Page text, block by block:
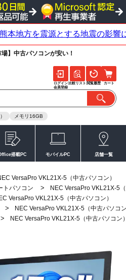
】中古パソコンが安い！
メモリ16GB
ログイン
会員登録
比較リスト 閲覧履歴 カート
搭載PC モバイルPC 店舗一覧
VersaPro VKL21X-5（中古パソコン）
トパソコン >
NEC VersaPro VKL21X-5
VersaPro VKL21X-5（中古パソコン）
>
NEC VersaPro VKL21X-5（中古パソコ
> NEC VersaPro VKL21X-5（中古パソコン